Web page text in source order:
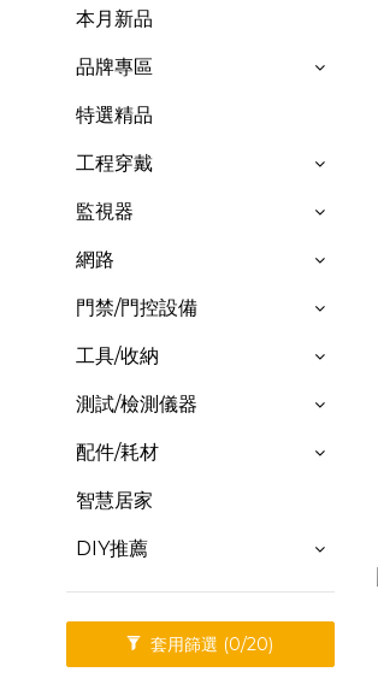
本月新品
品牌專區
特選精品
工程穿戴
監視器
網路
門禁/門控設備
工具/收納
測試/檢測儀器
配件/耗材
智慧居家
DIY推薦
套用篩選 (0/20)